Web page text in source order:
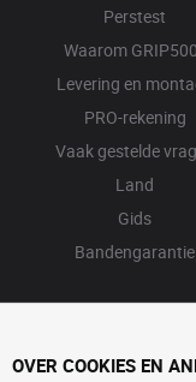
Perstest
Waarom
Levering en
PRO-rekening
Vaak gestelde
Land
Gids
Bandengarantie
OVER COOKIES EN